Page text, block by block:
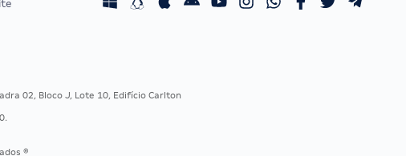
02, Bloco J, Lote 10, Edifício Carlton
®